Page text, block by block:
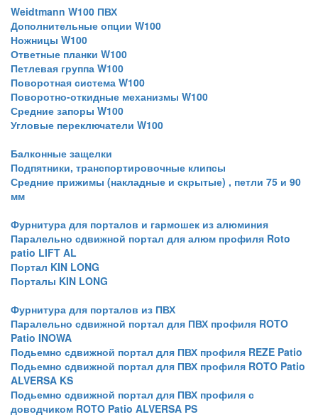
Weidtmann W100 ПВХ
Дополнительные опции W100
Ножницы W100
Ответные планки W100
Петлевая группа W100
Поворотная система W100
Поворотно-откидные механизмы W100
Средние запоры W100
Угловые переключатели W100
Балконные защелки
Подпятники, транспортировочные клипсы
Средние прижимы (накладные и скрытые) , петли 75 и 90
мм
Фурнитура для порталов и гармошек из алюминия
Паралельно сдвижной портал для алюм профиля Roto
patio LIFT AL
Портал KIN LONG
Порталы KIN LONG
Фурнитура для порталов из ПВХ
Паралельно сдвижной портал для ПВХ профиля ROTO
Patio INOWA
Подьемно сдвижной портал для ПВХ профиля REZE Patio
Подьемно сдвижной портал для ПВХ профиля ROTO Patio
ALVERSA KS
Подьемно сдвижной портал для ПВХ профиля с
доводчиком ROTO Patio ALVERSA PS